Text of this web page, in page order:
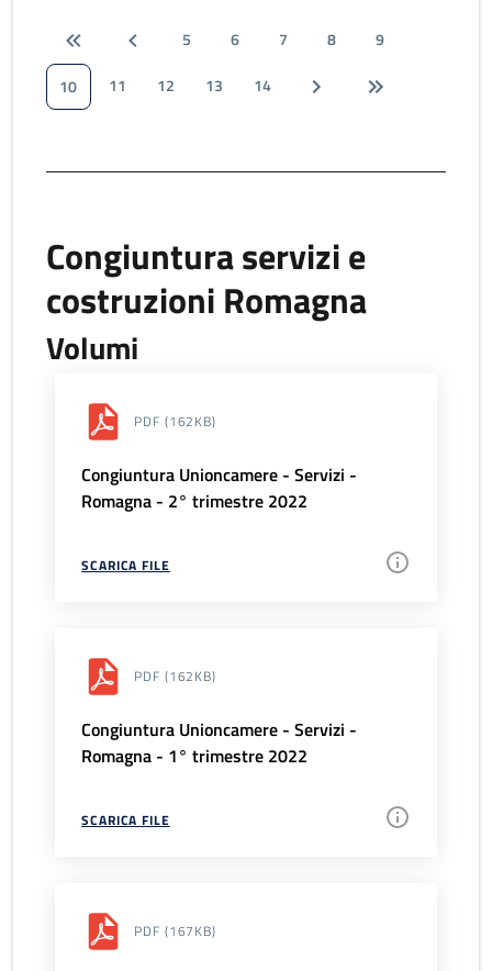
5 6 7 8
9
10
11 12 13 14
Congiuntura servizi e
costruzioni Romagna
Volumi
PDF (162KB)
Congiuntura Unioncamere - Servizi -
Romagna - 2° trimestre 2022
SCARICA FILE
PDF (162KB)
Congiuntura Unioncamere - Servizi -
Romagna - 1° trimestre 2022
SCARICA FILE
PDF (167KB)